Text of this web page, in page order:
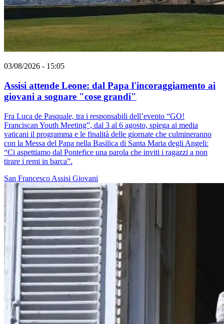
03/08/2026 - 15:05
Assisi attende Leone: dal Papa l'incoraggiamento ai
giovani a sognare "cose grandi"
Fra Luca de Pasquale, tra i responsabili dell’evento “GO!
Franciscan Youth Meeting”, dal 3 al 6 agosto, spiega ai media
vaticani il programma e le finalità delle giornate che culmineranno
con la Messa del Papa nella Basilica di Santa Maria degli Angeli:
“Ci aspettiamo dal Pontefice una parola che inviti i ragazzi a non
tirare i remi in barca”.
San Francesco Assisi Giovani